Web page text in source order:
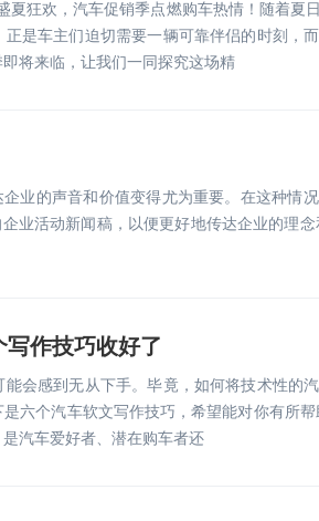
夏狂欢，汽车促销季点燃购车热情！随着夏
是车主们迫切需要一辆可靠伴侣的时刻，
将来临，让我们一同探究这场精
业的声音和价值变得尤为重要。在这种情
业活动新闻稿，以便更好地传达企业的理
作技巧收好了
会感到无从下手。毕竟，如何将技术性的
六个汽车软文写作技巧，希望能对你有所
汽车爱好者、潜在购车者还